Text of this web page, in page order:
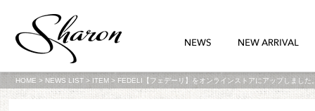
HOME > NEWS LIST > ITEM > FEDELI【フェデーリ】をオンラインストアにアップしました